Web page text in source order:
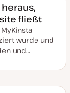
fließt
wurde und
und…